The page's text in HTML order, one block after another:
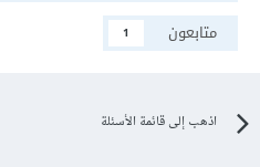
متابعون
1
اذهب إلى قائمة الأسئلة